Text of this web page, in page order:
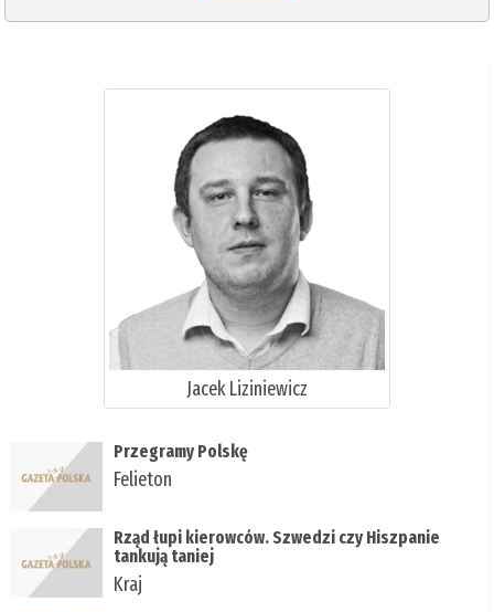
Jacek Liziniewicz
Przegramy Polskę
Felieton
Rząd łupi kierowców. Szwedzi czy Hiszpanie
tankują taniej
Kraj